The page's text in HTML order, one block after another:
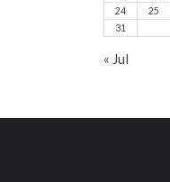
24
25
31
« Jul